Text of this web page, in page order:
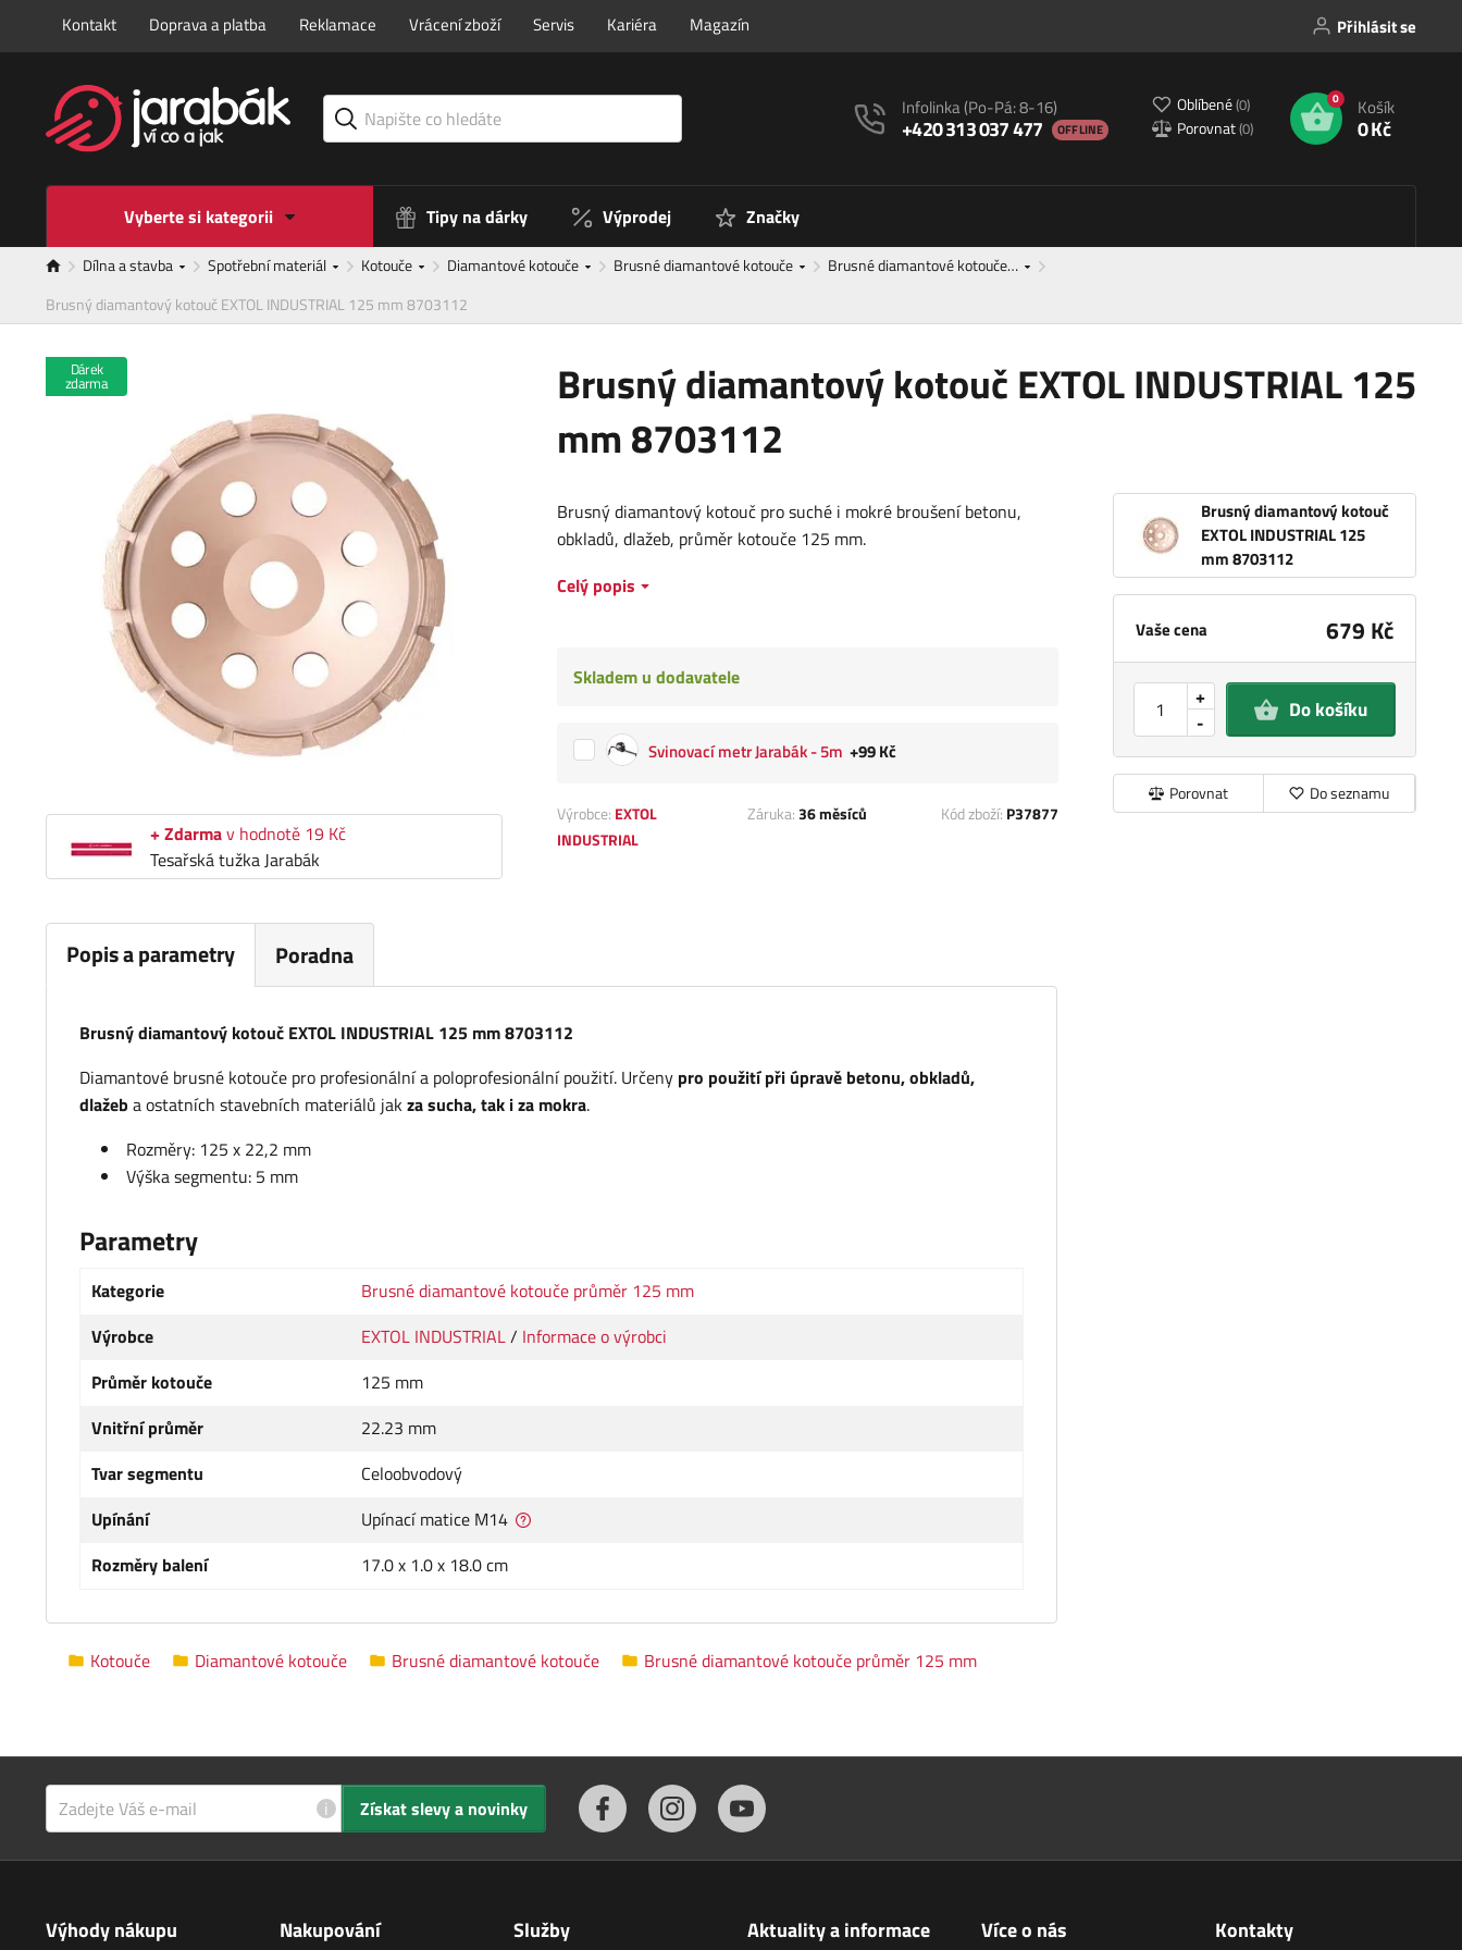
Kontakt Doprava a platba Reklamace Vrácení zboží Servis Kariéra Magazín Přihlásit se
Infolinka(Po-Pá: 8-16)
+420 313 037 477 OFFLINE
Oblíbené(0)
Porovnat(0)
0 Košík
0 Kč
Vyberte si kategorii Tipy na dárky Výprodej Značky
Dílna a stavba Spotřební materiál Kotouče Diamantové kotouče Brusné diamantové kotouče
Brusné diamantové kotouče…
Brusný diamantový kotouč EXTOL INDUSTRIAL 125 mm 8703112
Brusný diamantový kotouč EXTOL INDUSTRIAL 125
mm 8703112
Dárek
zdarma
+ Zdarmav hodnotě 19 Kč
Tesařská tužka Jarabák
Brusný diamantový kotouč
EXTOL INDUSTRIAL 125
mm 8703112
Vaše cena 679 Kč
-
+ Do košíku
Porovnat Do seznamu
Brusný diamantový kotouč pro suché i mokré broušení betonu,
obkladů, dlažeb, průměr kotouče 125 mm.
Celý popis
Skladem u dodavatele
Svinovací metr Jarabák - 5m +99 Kč
Výrobce: EXTOL
INDUSTRIAL
Záruka:36 měsíců Kód zboží: P37877
Popis a parametry Poradna
Brusný diamantový kotouč EXTOL INDUSTRIAL 125 mm 8703112
Diamantové brusné kotouče pro profesionální a poloprofesionální použití. Určeny pro použití při úpravě betonu, obkladů,
dlažeb a ostatních stavebních materiálů jakza sucha, tak i za mokra.
Rozměry: 125 x 22,2 mm
Výška segmentu: 5 mm
Parametry
Kategorie
Brusné diamantové kotouče průměr 125 mm
Výrobce
EXTOL INDUSTRIAL/ Informace o výrobci
Průměr kotouče
125 mm
Vnitřní průměr
22.23 mm
Tvar segmentu
Celoobvodový
Upínání
Upínací matice M14
Rozměry balení
17.0 x 1.0 x 18.0 cm
Kotouče Diamantové kotouče Brusné diamantové kotouče Brusné diamantové kotouče průměr 125 mm
i Získat slevy a novinky
Výhody nákupu Nakupování Služby Aktuality a informace Více o nás Kontakty